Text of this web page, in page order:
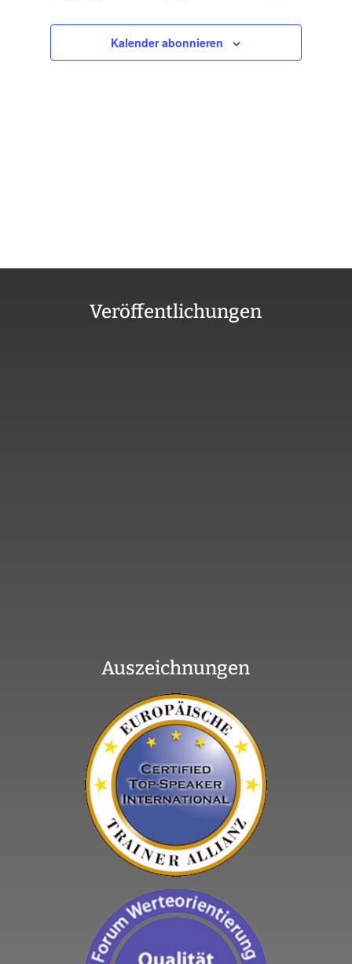
Kalender abonnieren
Veröffentlichungen
Auszeichnungen